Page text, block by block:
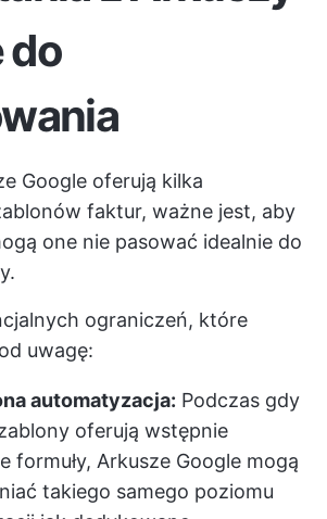
do
Google oferują kilka
faktur, ważne jest, aby
one nie pasować idealnie do
ograniczeń, które
uwagę:
automatyzacja: Podczas gdy
oferują wstępnie
formuły, Arkusze Google mogą
takiego samego poziomu